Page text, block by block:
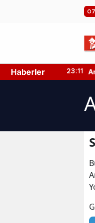
Haberler
4 Ağustos
23:11